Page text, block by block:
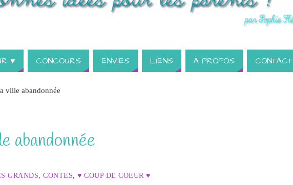
♥ CONCOURS ENVIES LIENS À PROPOS CONTACT
ville abandonnée
abandonnée
GRANDS CONTES ♥ COUP DE COEUR ♥